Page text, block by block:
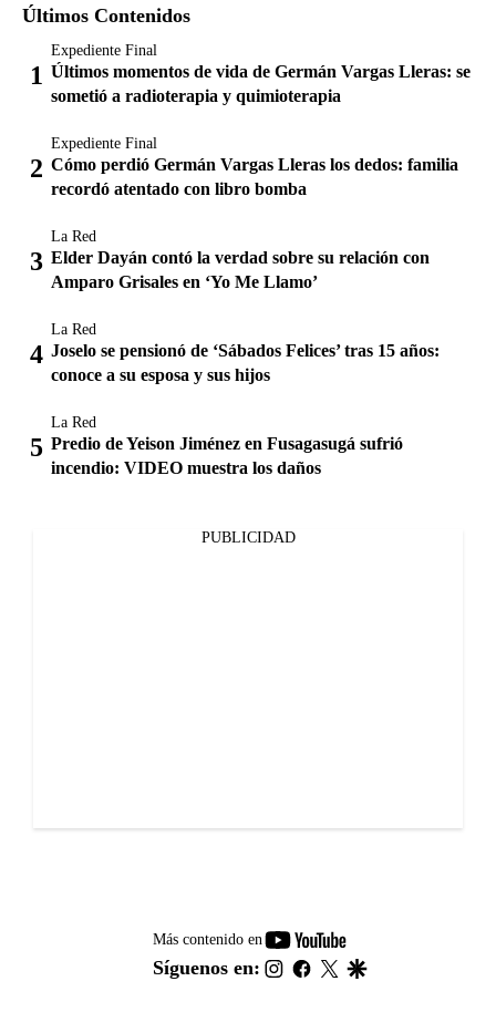
Últimos Contenidos
Expediente Final
Últimos momentos de vida de Germán Vargas Lleras: se
sometió a radioterapia y quimioterapia
Expediente Final
Cómo perdió Germán Vargas Lleras los dedos: familia
recordó atentado con libro bomba
La Red
Elder Dayán contó la verdad sobre su relación con
Amparo Grisales en ‘Yo Me Llamo’
La Red
Joselo se pensionó de ‘Sábados Felices’ tras 15 años:
conoce a su esposa y sus hijos
La Red
Predio de Yeison Jiménez en Fusagasugá sufrió
incendio: VIDEO muestra los daños
PUBLICIDAD
Más contenido en
youtube-
footer
Síguenos en: instagram
facebook
twitter